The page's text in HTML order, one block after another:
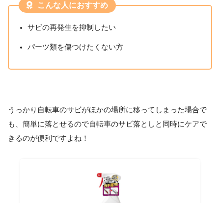
こんな人におすすめ
サビの再発生を抑制したい
パーツ類を傷つけたくない方
うっかり自転車のサビがほかの場所に移ってしまった場合で
も、簡単に落とせるので自転車のサビ落としと同時にケアで
きるのが便利ですよね！